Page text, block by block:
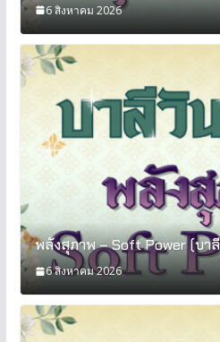
6 สิงหาคม 2026
พลังสุภาพ – Soft Power (บาลี
6 สิงหาคม 2026